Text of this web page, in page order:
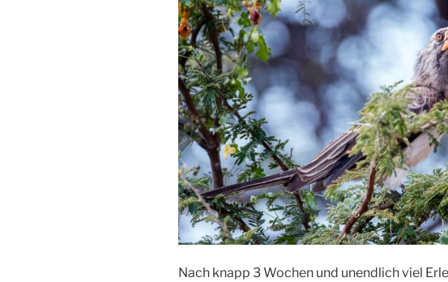
Nach knapp 3 Wochen und unendlich viel